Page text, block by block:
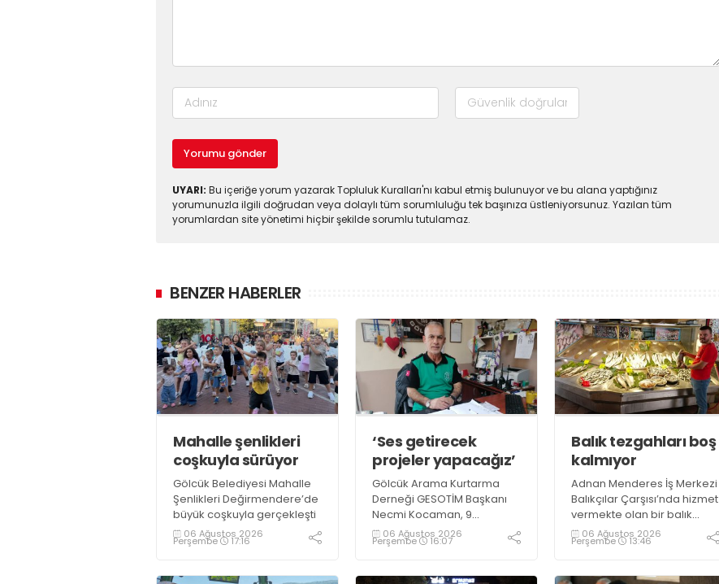
Yorumu gönder
UYARI: Bu içeriğe yorum yazarak Topluluk Kuralları'nı kabul etmiş bulunuyor ve bu alana yaptığınız
yorumunuzla ilgili doğrudan veya dolaylı tüm sorumluluğu tek başınıza üstleniyorsunuz. Yazılan tüm
yorumlardan site yönetimi hiçbir şekilde sorumlu tutulamaz.
BENZER HABERLER
Mahalle şenlikleri
coşkuyla sürüyor
Gölcük Belediyesi Mahalle
Şenlikleri Değirmendere’de
büyük coşkuyla gerçekleşti
06 Ağustos 2026
Perşembe 17:16
‘Ses getirecek
projeler yapacağız’
Gölcük Arama Kurtarma
Derneği GESOTİM Başkanı
Necmi Kocaman, 9
Ağustos’ta gerçekleşecek
sınavın ardından 4. Akredite
tamamlayacaklarını ifade
06 Ağustos 2026
Perşembe 16:07
Balık tezgahları boş
kalmıyor
Adnan Menderes İş Merkezi
Balıkçılar Çarşısı’nda hizmet
vermekte olan bir balık
restoranının işletme
sahiplerinden Emrah
tezgahlarda taze balık
06 Ağustos 2026
Perşembe 13:46